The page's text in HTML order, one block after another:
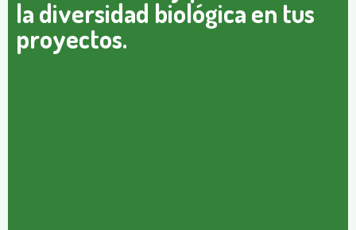
la diversidad biológica en tus
proyectos.